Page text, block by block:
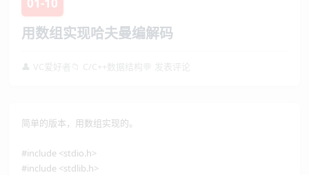
用数组实现哈夫曼编解码
👤 VC爱好者 C/C++数据结构 💬 发表评论
简单的版本，用数组实现的。
#include <stdio.h>
#include <stdlib.h>